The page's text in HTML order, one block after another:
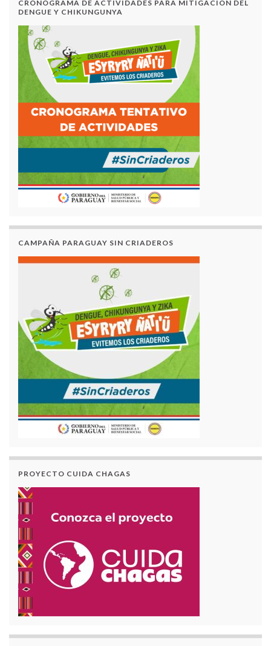
CRONOGRAMA DE ACTIVIDADES PARA MITIGACION DEL
DENGUE Y CHIKUNGUNYA
CAMPAÑA PARAGUAY SIN CRIADEROS
PROYECTO CUIDA CHAGAS